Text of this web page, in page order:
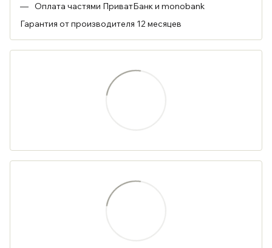
Оплата частями ПриватБанк и monobank
Гарантия от производителя 12 месяцев